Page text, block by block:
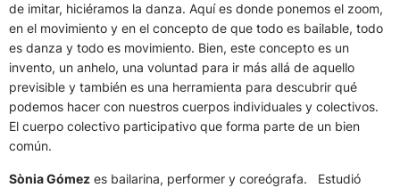
de imitar, hiciéramos la danza. Aquí es donde ponemos el zoom,
en el movimiento y en el concepto de que todo es bailable, todo
es danza y todo es movimiento. Bien, este concepto es un
invento, un anhelo, una voluntad para ir más allá de aquello
previsible y también es una herramienta para descubrir qué
podemos hacer con nuestros cuerpos individuales y colectivos.
El cuerpo colectivo participativo que forma parte de un bien
común.
Sònia Gómez es bailarina, performer y coreógrafa. Estudió